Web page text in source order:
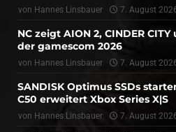
von Hannes Linsbauer 7. August
NC zeigt AION 2, CINDER
der gamescom 2026
von Hannes Linsbauer 7. August
SANDISK Optimus SSDs
C50 erweitert Xbox Series X|S
von Hannes Linsbauer 7. August